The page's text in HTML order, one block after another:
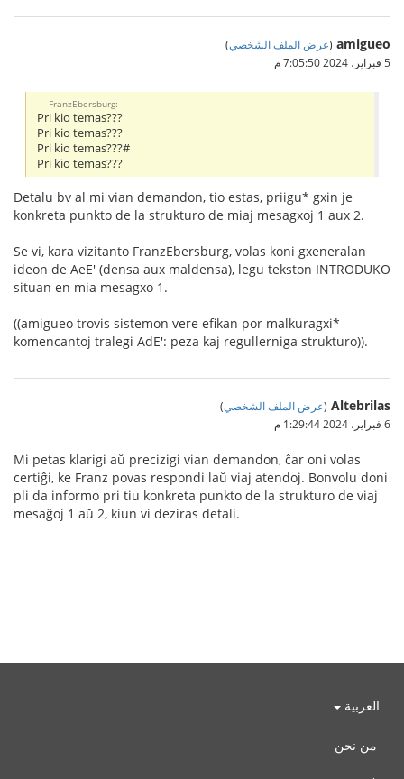
amigueo
(عرض الملف الشخصي)
5 فبراير، 2024 7:05:50 م
FranzEbersburg:
Pri kio temas???
Pri kio temas???
Pri kio temas???#
Pri kio temas???
Detalu bv al mi vian demandon, tio estas, priigu* gxin je
konkreta punkto de la strukturo de miaj mesagxoj 1 aux 2.
Se vi, kara vizitanto FranzEbersburg, volas koni gxeneralan
ideon de AeE' (densa aux maldensa), legu tekston INTRODUKO
situan en mia mesagxo 1.
((amigueo trovis sistemon vere efikan por malkuragxi*
komencantoj tralegi AdE': peza kaj regullerniga strukturo)).
Altebrilas
(عرض الملف الشخصي)
6 فبراير، 2024 1:29:44 م
Mi petas klarigi aŭ precizigi vian demandon, ĉar oni volas
certiĝi, ke Franz povas respondi laŭ viaj atendoj. Bonvolu doni
pli da informo pri tiu konkreta punkto de la strukturo de viaj
mesaĝoj 1 aŭ 2, kiun vi deziras detali.
العربية
من نحن